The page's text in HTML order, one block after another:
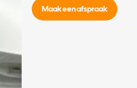
Maak een afspraak